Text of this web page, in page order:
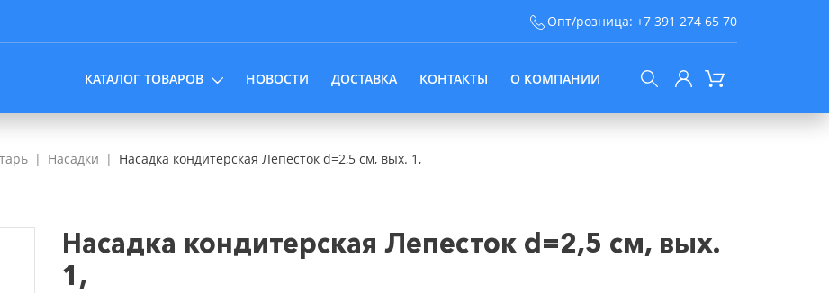
Опт/розница: +7 391 274 65 70
КАТАЛОГ ТОВАРОВ НОВОСТИ ДОСТАВКА КОНТАКТЫ О КОМПАНИИ
Насадки Насадка кондитерская Лепесток d=2,5 см, вых. 1,
Насадка кондитерская Лепесток d=2,5 см, вых.
1,